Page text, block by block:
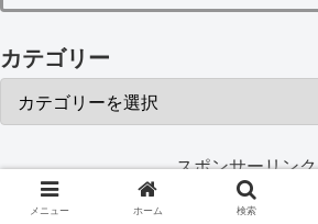
カテゴリー
スポンサーリンク
メニュー ホーム 検索